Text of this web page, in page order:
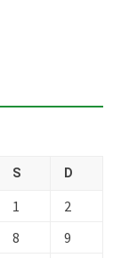
S D
1
2
8
9